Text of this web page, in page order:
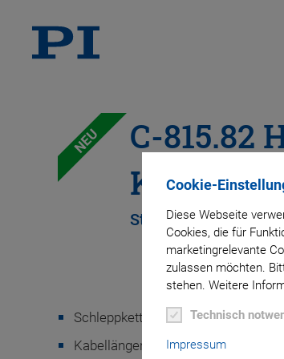
Cookie-
Diese Webseite
Cookies, die für
marketingrelevante
zulassen möchten.
stehen. Weitere
Technisch
Impressum
NEU
C-815.82
Kabel
Stromversorgungs-
Schleppkettentaugliche
Kabellängen von 2 bis 20 m